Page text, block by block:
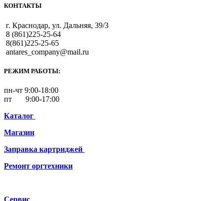
КОНТАКТЫ
г. Краснодар, ул. Дальняя, 39/3
8 (861)225-25-64
8(861)225-25-65
antares_company@mail.ru
РЕЖИМ РАБОТЫ:
пн-чт 9:00-18:00
пт 9:00-17:00
Каталог
Магазин
Заправка картриджей
Ремонт оргтехники
Сервис